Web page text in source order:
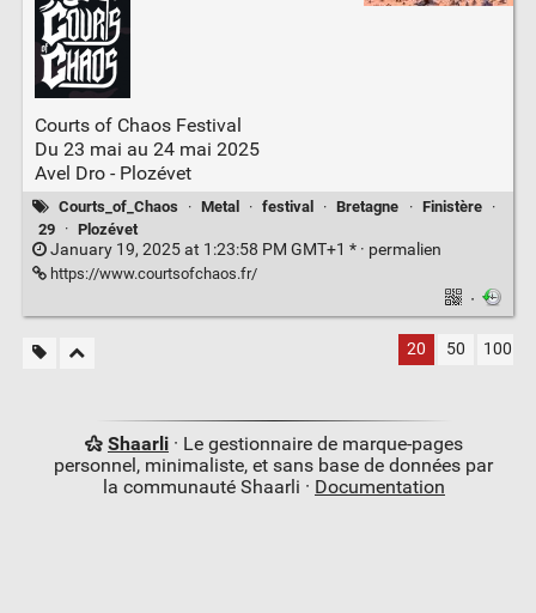
Courts of Chaos Festival
Du 23 mai au 24 mai 2025
Avel Dro - Plozévet
Courts_of_Chaos · Metal · festival · Bretagne · Finistère
·
29
· Plozévet
January 19, 2025 at 1:23:58 PM GMT+1 * · permalien
https://www.courtsofchaos.fr/
·
20 50 100
Shaarli· Le gestionnaire de marque-pages
personnel, minimaliste, et sans base de données par
la communauté Shaarli · Documentation